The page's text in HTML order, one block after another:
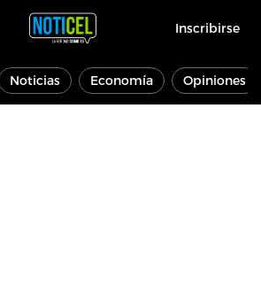
Inscribirse
Noticias Economía Opiniones